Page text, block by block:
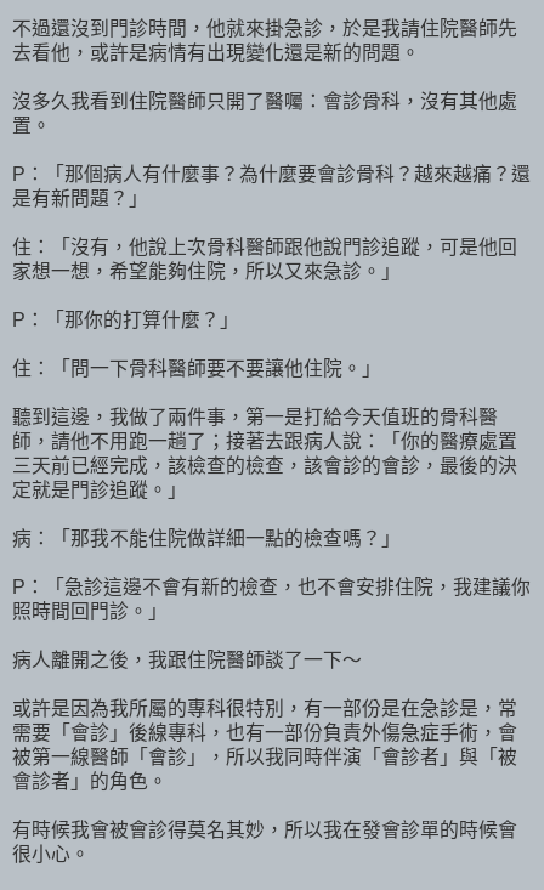
不過還沒到門診時間，他就來掛急診，於是我請住院醫師先
去看他，或許是病情有出現變化還是新的問題。
沒多久我看到住院醫師只開了醫囑：會診骨科，沒有其他處
置。
P：「那個病人有什麼事？為什麼要會診骨科？越來越痛？還
是有新問題？」
住：「沒有，他說上次骨科醫師跟他說門診追蹤，可是他回
家想一想，希望能夠住院，所以又來急診。」
P：「那你的打算什麼？」
住：「問一下骨科醫師要不要讓他住院。」
聽到這邊，我做了兩件事，第一是打給今天值班的骨科醫
師，請他不用跑一趟了；接著去跟病人說：「你的醫療處置
三天前已經完成，該檢查的檢查，該會診的會診，最後的決
定就是門診追蹤。」
病：「那我不能住院做詳細一點的檢查嗎？」
P：「急診這邊不會有新的檢查，也不會安排住院，我建議你
照時間回門診。」
病人離開之後，我跟住院醫師談了一下～
或許是因為我所屬的專科很特別，有一部份是在急診是，常
需要「會診」後線專科，也有一部份負責外傷急症手術，會
被第一線醫師「會診」，所以我同時伴演「會診者」與「被
會診者」的角色。
有時候我會被會診得莫名其妙，所以我在發會診單的時候會
很小心。